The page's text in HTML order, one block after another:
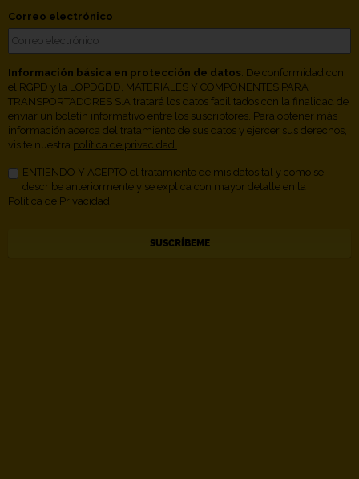
Correo electrónico
Información básica en protección de datos . De conformidad con
el RGPD y la LOPDGDD, MATERIALES Y COMPONENTES PARA
TRANSPORTADORES S.A tratará los datos facilitados con la finalidad de
enviar un boletín informativo entre los suscriptores. Para obtener más
información acerca del tratamiento de sus datos y ejercer sus derechos,
visite nuestra política de privacidad.
ENTIENDO Y ACEPTO el tratamiento de mis datos tal y como se
describe anteriormente y se explica con mayor detalle en la
Política de Privacidad.